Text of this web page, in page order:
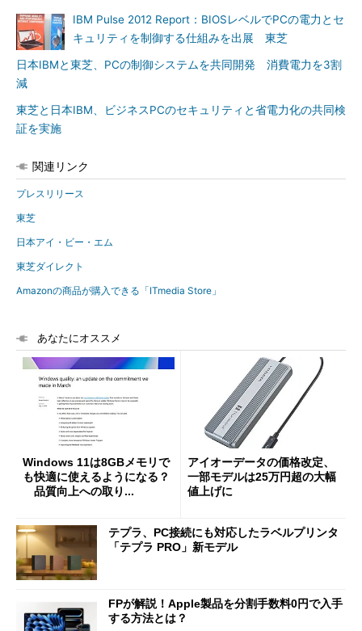
IBM Pulse 2012 Report：BIOSレベルでPCの電力とセ
キュリティを制御する仕組みを出展 東芝
日本IBMと東芝、PCの制御システムを共同開発 消費電力を3割
減
東芝と日本IBM、ビジネスPCのセキュリティと省電力化の共同検
証を実施
関連リンク
プレスリリース
東芝
日本アイ・ビー・エム
東芝ダイレクト
Amazonの商品が購入できる「ITmedia Store」
あなたにオススメ
Windows 11は8GBメモリで
も快適に使えるようになる？
品質向上への取り...
アイオーデータの価格改定、
一部モデルは25万円超の大幅
値上げに
テプラ、PC接続にも対応したラベルプリンタ
「テプラ PRO」新モデル
FPが解説！Apple製品を分割手数料0円で入手
する方法とは？